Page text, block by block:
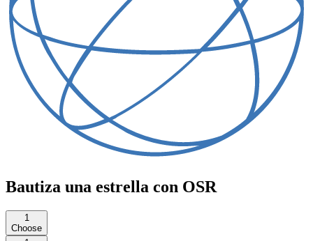
Bautiza una estrella con OSR
1
Choose